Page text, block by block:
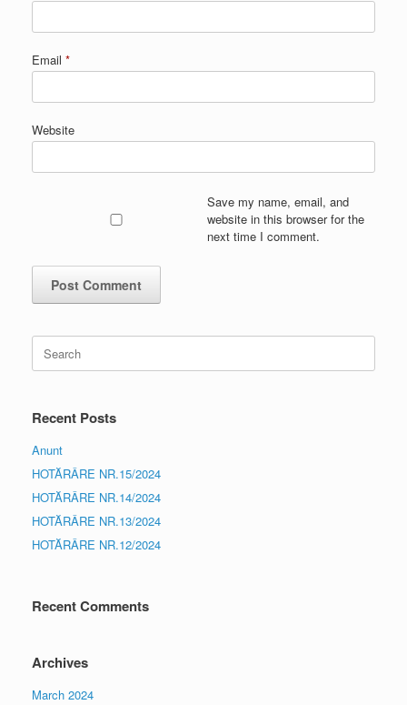
Email *
Website
Save my name, email, and
website in this browser for the
next time I comment.
for:
Recent Posts
Anunt
HOTĂRÂRE NR.15/2024
HOTĂRÂRE NR.14/2024
HOTĂRÂRE NR.13/2024
HOTĂRÂRE NR.12/2024
Recent Comments
Archives
March 2024